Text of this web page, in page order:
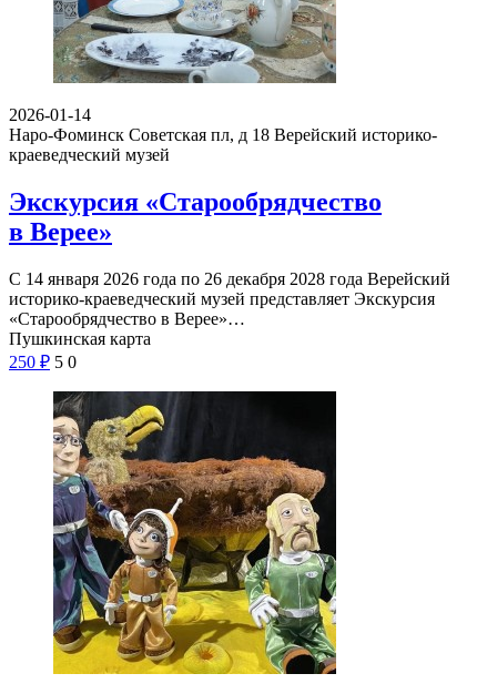
2026-01-14
Наро-Фоминск Советская пл, д 18 Верейский историко-
краеведческий музей
Экскурсия «Старообрядчество
в Верее»
С 14 января 2026 года по 26 декабря 2028 года Верейский
историко-краеведческий музей представляет Экскурсия
«Старообрядчество в Верее»…
Пушкинская карта
250 ₽ 5 0